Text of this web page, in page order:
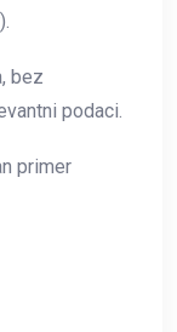
bez
podaci.
primer